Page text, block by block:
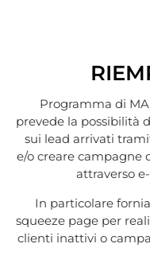
Programma di
prevede la possibilità
sui lead arrivati
e/o creare campagne
attraverso
In particolare
squeeze page per
clienti inattivi o